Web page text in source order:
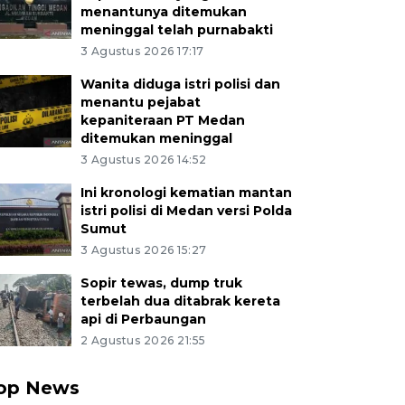
menantunya ditemukan
meninggal telah purnabakti
3 Agustus 2026 17:17
Wanita diduga istri polisi dan
menantu pejabat
kepaniteraan PT Medan
ditemukan meninggal
3 Agustus 2026 14:52
Ini kronologi kematian mantan
istri polisi di Medan versi Polda
Sumut
3 Agustus 2026 15:27
Sopir tewas, dump truk
terbelah dua ditabrak kereta
api di Perbaungan
2 Agustus 2026 21:55
News